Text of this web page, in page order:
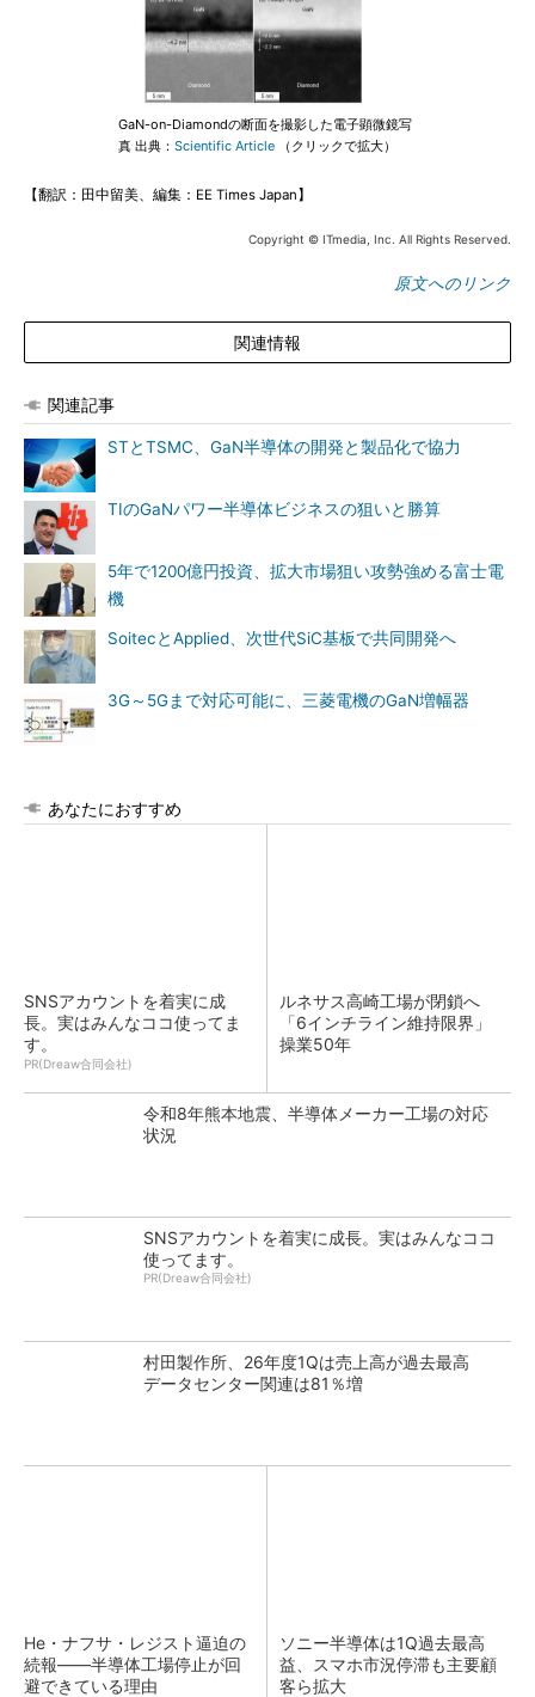
GaN-on-Diamondの断面を撮影した電子顕微鏡写
真 出典： Scientific Article （クリックで拡大）
【翻訳：田中留美、編集：EE Times Japan】
Copyright © ITmedia, Inc. All Rights Reserved.
原文へのリンク
関連情報
関連記事
STとTSMC、GaN半導体の開発と製品化で協力
TIのGaNパワー半導体ビジネスの狙いと勝算
5年で1200億円投資、拡大市場狙い攻勢強める富士電
機
SoitecとApplied、次世代SiC基板で共同開発へ
3G～5Gまで対応可能に、三菱電機のGaN増幅器
あなたにおすすめ
SNSアカウントを着実に成
長。実はみんなココ使ってま
す。
PR(Dreaw合同会社)
ルネサス高崎工場が閉鎖へ
「6インチライン維持限界」
操業50年
令和8年熊本地震、半導体メーカー工場の対応
状況
SNSアカウントを着実に成長。実はみんなココ
使ってます。
PR(Dreaw合同会社)
村田製作所、26年度1Qは売上高が過去最高
データセンター関連は81％増
He・ナフサ・レジスト逼迫の
続報――半導体工場停止が回
避できている理由
ソニー半導体は1Q過去最高
益、スマホ市況停滞も主要顧
客ら拡大